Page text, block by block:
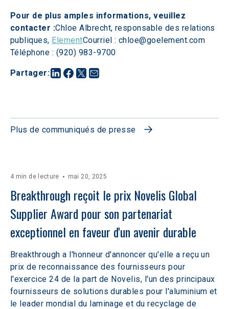
Partager:
Pour de plus amples informations, veuillez
contacter :Chloe Albrecht, responsable des relations
publiques, ElementCourriel : chloe@goelement.com
Téléphone : (920) 983-9700
Plus de communiqués de presse
4 min de lecture mai 20, 2025
Breakthrough reçoit le prix Novelis Global
Supplier Award pour son partenariat
exceptionnel en faveur d'un avenir durable
Breakthrough a l'honneur d'annoncer qu'elle a reçu un
prix de reconnaissance des fournisseurs pour
l'exercice 24 de la part de Novelis, l'un des principaux
fournisseurs de solutions durables pour l'aluminium et
le leader mondial du laminage et du recyclage de